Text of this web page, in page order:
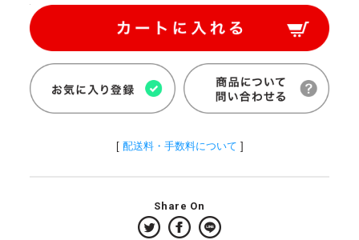
[ 配送料・手数料について ]
Share On